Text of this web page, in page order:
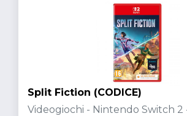
Split Fiction (CODICE)
Videogiochi - Nintendo Switch 2